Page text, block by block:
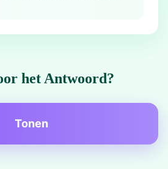
het Antwoord?
Tonen